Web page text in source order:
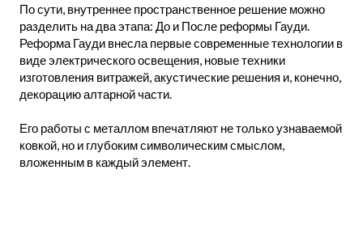
По сути, внутреннее пространственное решение можно
разделить на два этапа: До и После реформы Гауди.
Реформа Гауди внесла первые современные технологии в
виде электрического освещения, новые техники
изготовления витражей, акустические решения и, конечно,
декорацию алтарной части.
Его работы с металлом впечатляют не только узнаваемой
ковкой, но и глубоким символическим смыслом,
вложенным в каждый элемент.